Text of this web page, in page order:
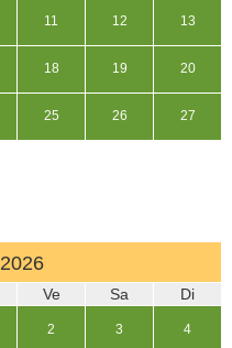
11 12 13
18 19 20
25 26 27
2026
Ve Sa Di
2 3 4